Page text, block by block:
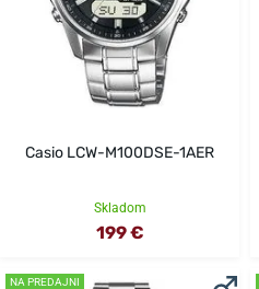
Casio LCW-M100DSE-1AER
Skladom
199 €
NA PREDAJNI